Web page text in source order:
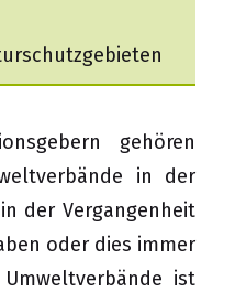
gehören
in der
der Vergangenheit
oder dies immer
ist